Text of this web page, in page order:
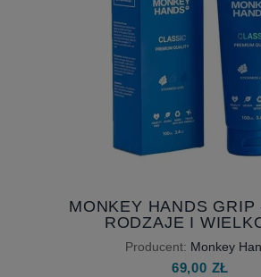
MONKEY HANDS GRIP
RODZAJE I
Producent: Monkey
69,00 ZŁ